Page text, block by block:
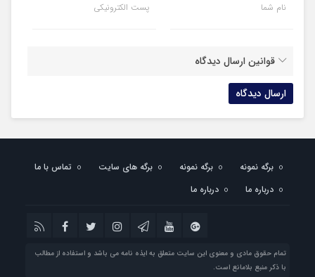
نام شما پست الکترونیکی
قوانین ارسال دیدگاه
برگه نمونه برگه نمونه برگه های سایت
تماس با ما
درباره ما
درباره ما
تمام حقوق مادی و معنوی این سایت متعلق به ایذه نامه می باشد و استفاده از مطالب
با ذکر منبع بلامانع است.